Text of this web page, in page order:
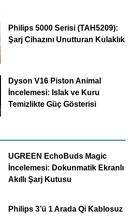
Philips 5000 Serisi (TAH5209):
Şarj Cihazını Unutturan Kulaklık
Dyson V16 Piston Animal
İncelemesi: Islak ve Kuru
Temizlikte Güç Gösterisi
UGREEN EchoBuds Magic
İncelemesi: Dokunmatik Ekranlı
Akıllı Şarj Kutusu
Philips 3’ü 1 Arada Qi Kablosuz